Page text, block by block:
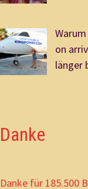
on
länger
Danke
Danke für 185.500